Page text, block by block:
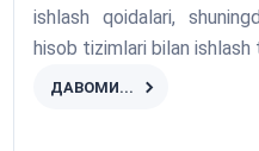
ishlash qoidalari,
hisob tizimlari bilan ishlash
ДАВОМИ...